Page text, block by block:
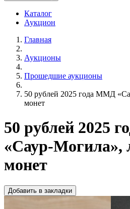
Каталог
Аукцион
Главная
Аукционы
Прошедшие аукционы
50 рублей 2025 года ММД
монет
50 рублей 2025
«Саур-Могила»,
монет
Добавить в закладки